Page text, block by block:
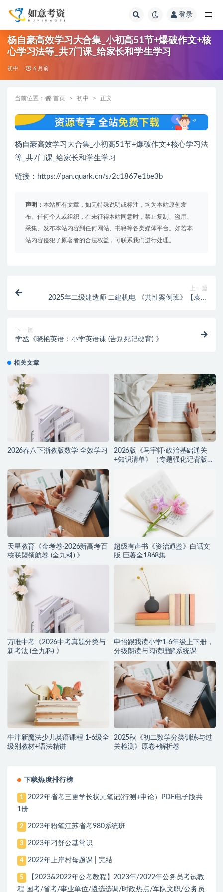
登录
杨自豪高效学习大合集_小初高51节+爆破作文+核
心学习法等_共7门课_给家长和学生学习
初中 6 月前
当前位置： 首页 初中 正文
杨自豪高效学习大合集_小初高51节+爆破作文+核心学习法
等_共7门课_给家长和学生学习
链接：https://pan.quark.cn/s/2c1867e1be3b
声明： 本站所有文章，如无特殊说明或标注，均为本站原创发
布。任何个人或组织，在未征得本站同意时，禁止复制、盗用、
采集、发布本站内容到任何网站、书籍等各类媒体平台。如若本
站内容侵犯了原著者的合法权益，可联系我们进行处理。
上一篇
2025年二级建造师 二建机电 《共性案例班》【袁兆
下一篇
学丞《晓艳英语：小学英语课 (告别死记硬背) 》
相关文章
2026春八下浙教版数学 全效学习
2026版《马宇轩·政治基础通关
+知识清单》（专题强化记背版
天星教育《金考卷·2026新高考百
校联盟领航卷 (全九科) 》
超级有声书《资治通鉴》白话文
版 巨著全1868集
万唯中考《2026中考真题分类与
新考法 (全九科) 》
申怡跟我读小学1-6年级上下册，
分级朗读与阅读理解系统课
牛津新魔法少儿英语课程 1-6级全
级别教材+语法精讲
2025秋《初二数学分类训练与过
关检测》原卷+解析卷
下载热度排行榜
1
2022年省考三更学长状元笔记(行测+申论）PDF电子版共
1册
2 2023年粉笔江苏省考980系统班
3 2023年刁舒公基常识
4 2022年上岸村母题课 | 完结
5
【2023&2022年公考教程】2023年/2022年公务员考试教
程 国考/省考/事业单位/遴选选调/时政热点/军队文职/公务员